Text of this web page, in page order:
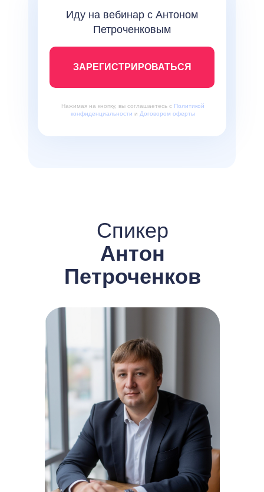
Иду на вебинар с Антоном
Петроченковым
Нажимая на кнопку, вы соглашаетесь с Политикой
конфиденциальности и Договором оферты
ЗАРЕГИСТРИРОВАТЬСЯ
Спикер
Антон
Петроченков